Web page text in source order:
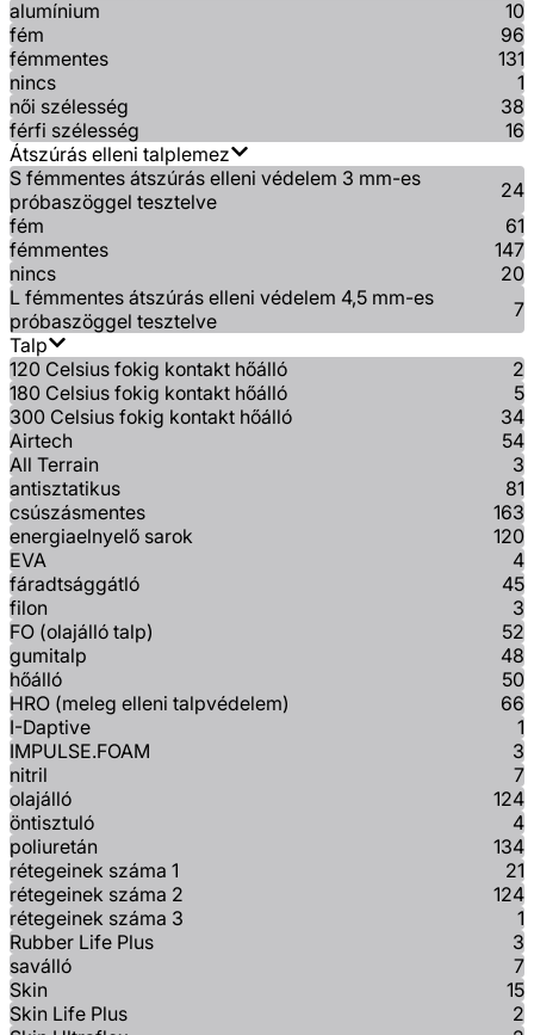
alumínium
10
fém
96
fémmentes
131
nincs
1
női szélesség
38
férfi szélesség
16
Átszúrás elleni talplemez
S fémmentes átszúrás elleni védelem 3 mm-es
próbaszöggel tesztelve
24
fém
61
fémmentes
147
nincs
20
L fémmentes átszúrás elleni védelem 4,5 mm-es
próbaszöggel tesztelve
7
Talp
120 Celsius fokig kontakt hőálló
2
180 Celsius fokig kontakt hőálló
5
300 Celsius fokig kontakt hőálló
34
Airtech
54
All Terrain
3
antisztatikus
81
csúszásmentes
163
energiaelnyelő sarok
120
EVA
4
fáradtsággátló
45
filon
3
FO (olajálló talp)
52
gumitalp
48
hőálló
50
HRO (meleg elleni talpvédelem)
66
I-Daptive
1
IMPULSE.FOAM
3
nitril
7
olajálló
124
öntisztuló
4
poliuretán
134
rétegeinek száma 1
21
rétegeinek száma 2
124
rétegeinek száma 3
1
Rubber Life Plus
3
saválló
7
Skin
15
Skin Life Plus
2